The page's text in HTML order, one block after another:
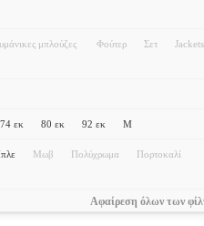
μπλούζες Φούτερ Σετ
Jackets
74 εκ 80 εκ 92 εκ M
Μωβ Πολύχρωμα
Πορτοκαλί
Αφαίρεση όλων των